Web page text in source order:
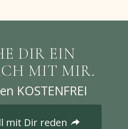
DIR EIN
MIT MIR.
KOSTENFREI
mit Dir reden